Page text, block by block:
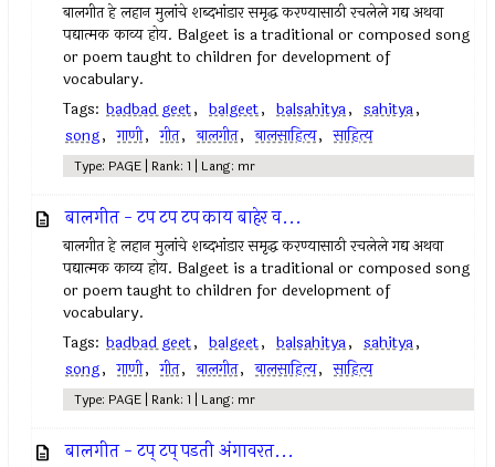
बालगीत हे लहान मुलांचे शब्दभांडार समृद्ध करण्यासाठी रचलेले गद्य अथवा
पद्यात्मक काव्य होय. Balgeet is a traditional or composed song
or poem taught to children for development of
vocabulary.
Tags: badbad geet, balgeet, balsahitya, sahitya,
song, गाणी, गीत, बालगीत, बालसाहित्य, साहित्य
Type: PAGE | Rank: 1 | Lang: mr
बालगीत - टप टप टप काय बाहेर व...
बालगीत हे लहान मुलांचे शब्दभांडार समृद्ध करण्यासाठी रचलेले गद्य अथवा
पद्यात्मक काव्य होय. Balgeet is a traditional or composed song
or poem taught to children for development of
vocabulary.
Tags: badbad geet, balgeet, balsahitya, sahitya,
song, गाणी, गीत, बालगीत, बालसाहित्य, साहित्य
Type: PAGE | Rank: 1 | Lang: mr
बालगीत - टप्‌ टप्‌ पडती अंगावरत...